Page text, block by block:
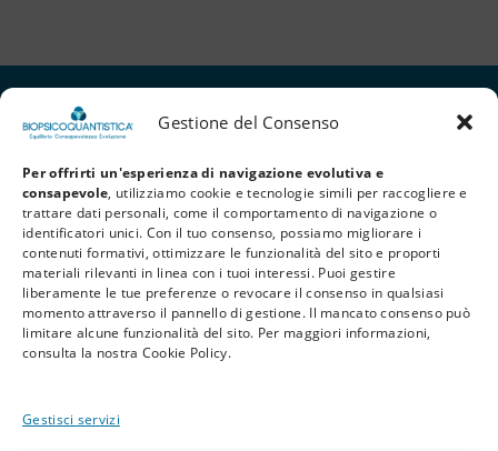
Gestione del Consenso
Per offrirti un'esperienza di navigazione evolutiva e
consapevole, utilizziamo cookie e tecnologie simili per raccogliere e
trattare dati personali, come il comportamento di navigazione o
identificatori unici. Con il tuo consenso, possiamo migliorare i
contenuti formativi, ottimizzare le funzionalità del sito e proporti
materiali rilevanti in linea con i tuoi interessi. Puoi gestire
liberamente le tue preferenze o revocare il consenso in qualsiasi
momento attraverso il pannello di gestione. Il mancato consenso può
limitare alcune funzionalità del sito. Per maggiori informazioni,
consulta la nostra Cookie Policy.
Gestisci servizi
Privacy Policy Cookie Policy Termini e Condizioni
© 2026 BioPsicoQuantistica® – Tutti i diritti riservati. Powered byAthena
Company